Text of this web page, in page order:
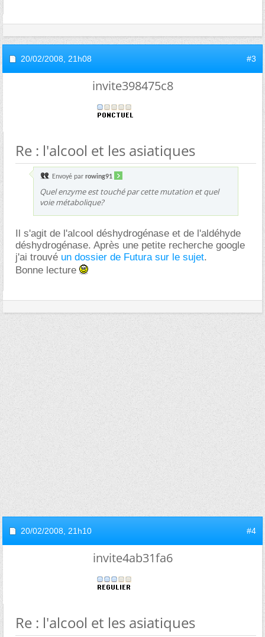
20/02/2008, 21h08 #3
invite398475c8
Re : l'alcool et les asiatiques
Envoyé par rowing91
Quel enzyme est touché par cette mutation et quel
voie métabolique?
Il s'agit de l'alcool déshydrogénase et de l'aldéhyde
déshydrogénase. Après une petite recherche google
j'ai trouvé un dossier de Futura sur le sujet.
Bonne lecture
20/02/2008, 21h10 #4
invite4ab31fa6
Re : l'alcool et les asiatiques